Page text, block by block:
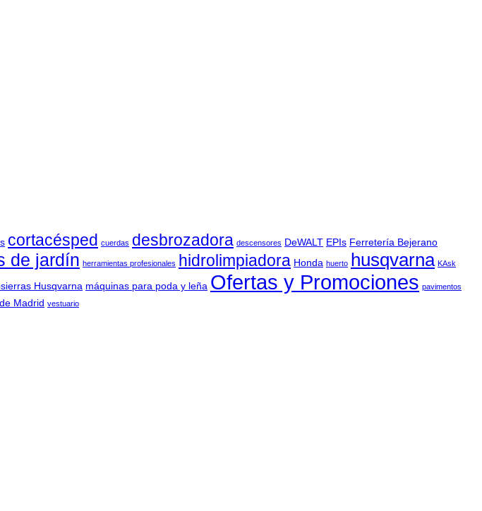
cortacésped cuerdas desbrozadora descensores DeWALT EPIs Ferretería Bejerano
de jardín herramientas profesionales hidrolimpiadora Honda huerto husqvarna KAsk
Husqvarna máquinas para poda y leña Ofertas y Promociones pavimentos
Madrid vestuario